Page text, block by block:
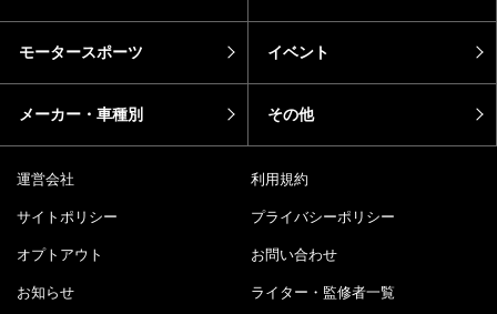
モータースポーツ イベント
メーカー・車種別 その他
運営会社 利用規約
サイトポリシー プライバシーポリシー
オプトアウト お問い合わせ
お知らせ ライター・監修者一覧